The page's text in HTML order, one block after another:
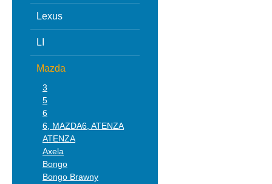
Lexus
LI
Mazda
3
5
6
6, MAZDA6, ATENZA
ATENZA
Axela
Bongo
Bongo Brawny